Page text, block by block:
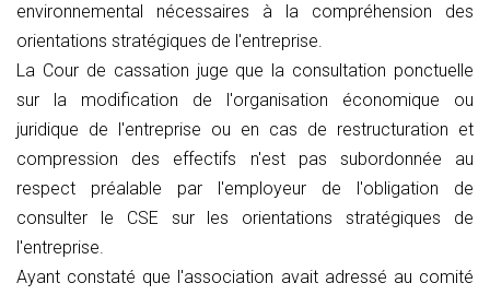
environnemental nécessaires à la compréhension des
orientations stratégiques de l'entreprise.
La Cour de cassation juge que la consultation ponctuelle
sur la modification de l'organisation économique ou
juridique de l'entreprise ou en cas de restructuration et
compression des effectifs n'est pas subordonnée au
respect préalable par l'employeur de l'obligation de
consulter le CSE sur les orientations stratégiques de
l'entreprise.
Ayant constaté que l'association avait adressé au comité